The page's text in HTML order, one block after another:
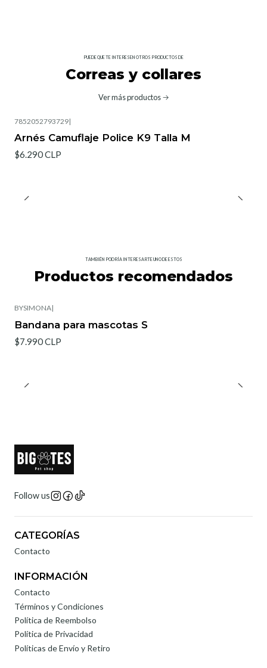
PUEDE QUE TE INTERESEN OTROS PRODUCTOS DE
Correas y collares
Ver más productos
7852052793729|
Arnés Camuflaje Police K9 Talla M
$6.290 CLP
TAMBIÉN PODRÍA INTERESARTE UNO DE ESTOS
Productos recomendados
BYSIMONA|
Bandana para mascotas S
$7.990 CLP
Follow us
CATEGORÍAS
Contacto
INFORMACIÓN
Contacto
Términos y Condiciones
Política de Reembolso
Política de Privacidad
Políticas de Envío y Retiro